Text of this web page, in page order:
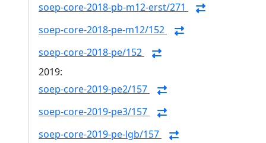
soep-core-2018-pb-m12-erst/271
soep-core-2018-pe-m12/152
soep-core-2018-pe/152
2019:
soep-core-2019-pe2/157
soep-core-2019-pe3/157
soep-core-2019-pe-lgb/157